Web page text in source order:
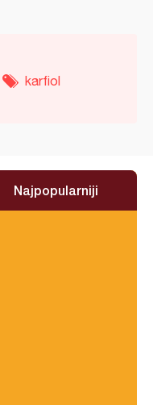
karfiol
Najpopularniji